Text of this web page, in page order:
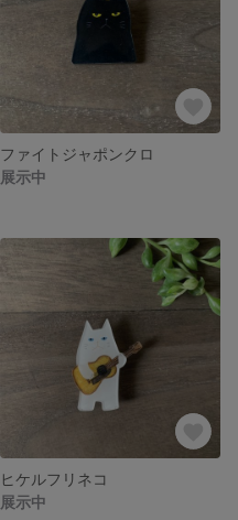
ファイトジャポンクロ
展示中
ヒケルフリネコ
展示中